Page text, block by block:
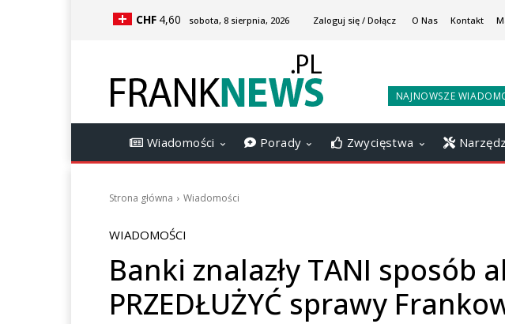
CHF 4,60 sobota, 8 sierpnia, 2026 Zaloguj się / Dołącz O Nas Kontakt
NAJNOWSZE
Wiadomości Porady Zwycięstwa
Strona główna Wiadomości
WIADOMOŚCI
Banki znalazły TANI sposób
PRZEDŁUŻYĆ sprawy